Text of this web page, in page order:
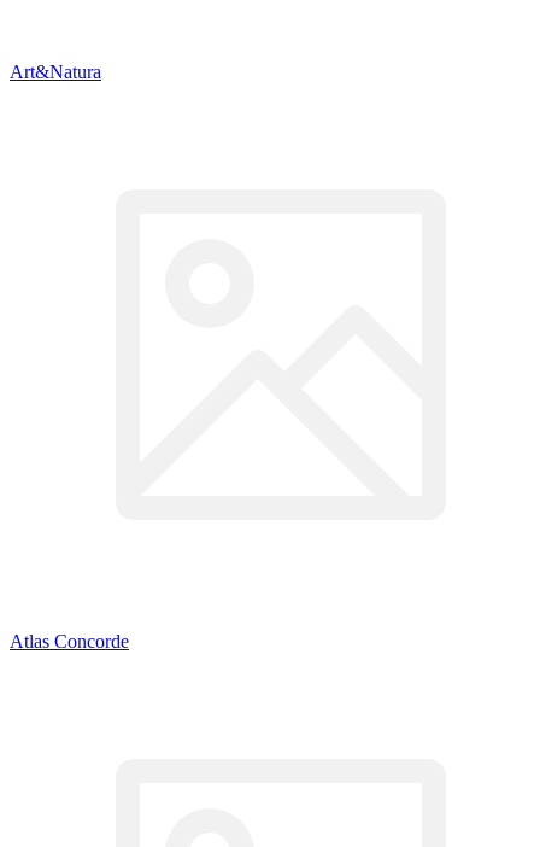
Art&Natura
Atlas Concorde